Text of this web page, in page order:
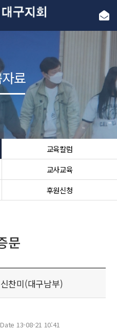
교육칼럼
교사교육
후원신청
료
문
찬미(대구남부)
Date 13-08-21 10:41